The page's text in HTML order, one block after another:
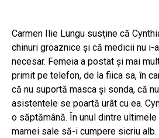
Carmen Ilie Lungu susţine că
chinuri groaznice şi că medicii nu i-
necesar. Femeia a postat şi mai
primit pe telefon, de la fiica sa, în
că nu suportă masca şi sonda, că
asistentele se poartă urât cu ea.
o săptămână. În unul dintre
mamei sale să-i cumpere sicriu alb.